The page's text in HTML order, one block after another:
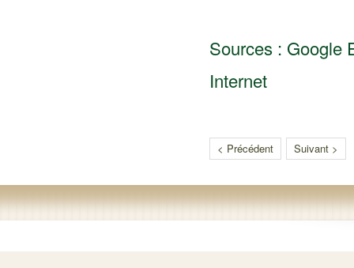
Sources : Google
Internet
< Précédent Suivant >